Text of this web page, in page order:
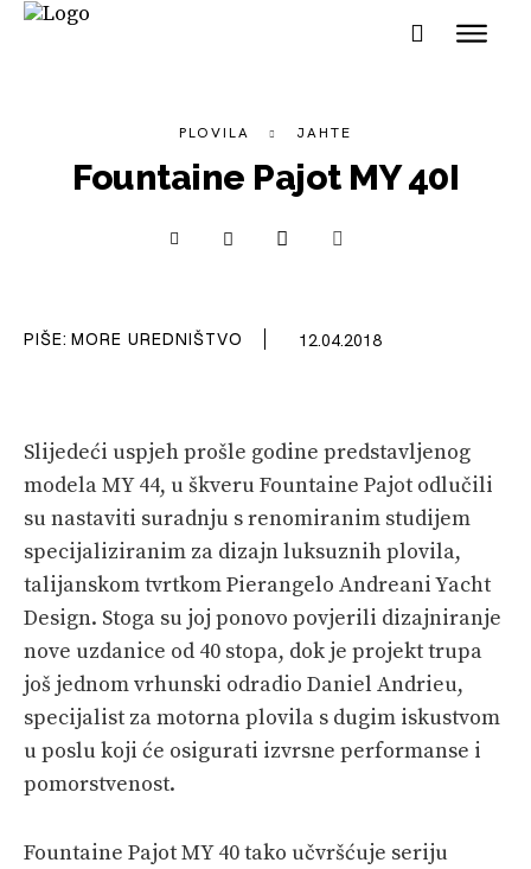
PLOVILA
SPIZA
VELIKE PRIČE
PRETPLATA
SHOP
PLOVILA JAHTE
Fountaine Pajot MY 40I
PIŠE: MORE UREDNIŠTVO 12.04.2018
Slijedeći uspjeh prošle godine predstavljenog
modela MY 44, u škveru Fountaine Pajot odlučili
su nastaviti suradnju s renomiranim studijem
specijaliziranim za dizajn luksuznih plovila,
talijanskom tvrtkom Pierangelo Andreani Yacht
Design. Stoga su joj ponovo povjerili dizajniranje
nove uzdanice od 40 stopa, dok je projekt trupa
još jednom vrhunski odradio Daniel Andrieu,
specijalist za motorna plovila s dugim iskustvom
u poslu koji će osigurati izvrsne performanse i
pomorstvenost.
Fountaine Pajot MY 40 tako učvršćuje seriju